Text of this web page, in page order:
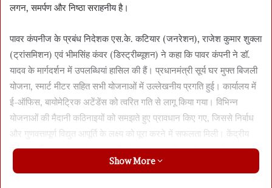
लगन, समर्पण और निष्ठा सराहनीय है।
पावर कंपनीज के प्रबंध निदेशक एस.के. कटियार (जनरेशन), राजेश कुमार शुक्ला
(ट्रांसमिशन) एवं भीमसिंह कंवर (डिस्ट्रीब्यूशन) ने कहा कि पावर कंपनी ने डॉ.
यादव के मार्गदर्शन में उपलब्धियां हासिल की हैं। प्रधानमंत्री सूर्य घर मुफ्त बिजली
योजना, स्मार्ट मीटर सहित सभी योजनाओं में उल्लेखनीय प्रगति हुई। कार्यालय में
ई-ऑफिस, बायोमेट्रिक अटेंडेंस को त्वरित गति से लागू किया गया। विभिन्न
योजनाओं की मैदानी कठिनाइयों को समझते हुए प्रावधान किए गए, जिससे निर्बाध
और गुणवत्तापूर्ण विद्युत आपूर्ति के लक्ष्य को पूरा करने में सफलता मिली। केंद्रीय
विद्युत प्राधिकरण ने जनरेशन कंपनी को 76.44 प्रतिशत पीएलएफ के साथ
विद्युत उत्पादन के लिए देशभर में तृतीय स्थान प्रदान किया। उपभोक्ता सेवा में
Show More